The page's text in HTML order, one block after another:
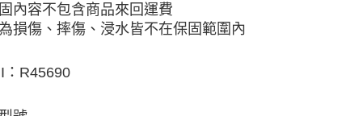
內容不包含商品來回運費
損傷、摔傷、浸水皆不在保固範圍內
：R45690